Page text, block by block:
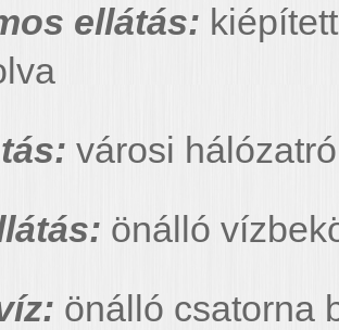
ellátás:
városi
önálló
önálló csatorna